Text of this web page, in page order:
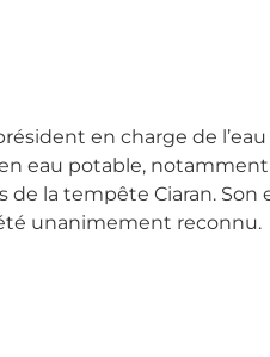
en charge de
eau potable,
de la tempête Ciaran.
unanimement reconnu.